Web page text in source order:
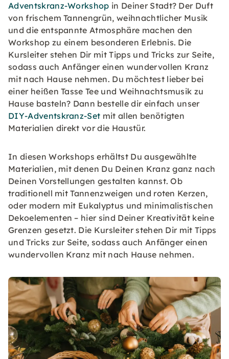
Adventskranz-Workshop in Deiner Stadt? Der Duft
von frischem Tannengrün, weihnachtlicher Musik
und die entspannte Atmosphäre machen den
Workshop zu einem besonderen Erlebnis. Die
Kursleiter stehen Dir mit Tipps und Tricks zur Seite,
sodass auch Anfänger einen wundervollen Kranz
mit nach Hause nehmen. Du möchtest lieber bei
einer heißen Tasse Tee und Weihnachtsmusik zu
Hause basteln? Dann bestelle dir einfach unser
DIY-Adventskranz-Set mit allen benötigten
Materialien direkt vor die Haustür.
In diesen Workshops erhältst Du ausgewählte
Materialien, mit denen Du Deinen Kranz ganz nach
Deinen Vorstellungen gestalten kannst. Ob
traditionell mit Tannenzweigen und roten Kerzen,
oder modern mit Eukalyptus und minimalistischen
Dekoelementen – hier sind Deiner Kreativität keine
Grenzen gesetzt. Die Kursleiter stehen Dir mit Tipps
und Tricks zur Seite, sodass auch Anfänger einen
wundervollen Kranz mit nach Hause nehmen.